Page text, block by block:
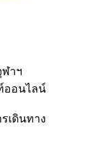
าฯ
ออนไลน์
เดินทาง